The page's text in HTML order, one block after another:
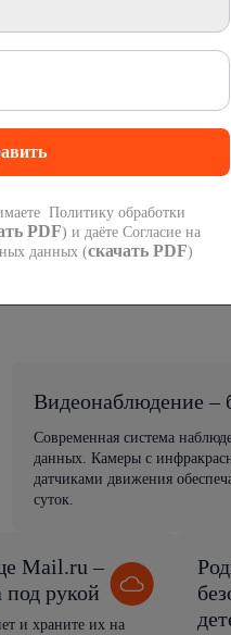
без сбоев
дома
Видеонаблюдение –
Современная система
данных. Камеры с
датчиками движения
суток.
Mail.ru –
под рукой
и храните их на
Политику обработки
PDF) и даёте Согласие на
данных (скачать PDF)